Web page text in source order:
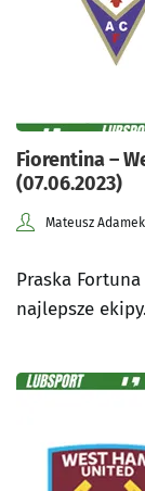
Fiorentina –
(07.06.2023)
Mateusz Adamek
Praska
najlepsze